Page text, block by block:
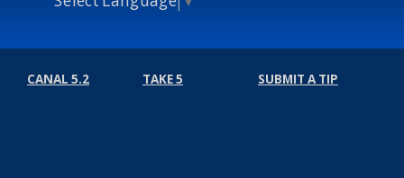
CANAL 5.2 TAKE 5 SUBMIT A TIP